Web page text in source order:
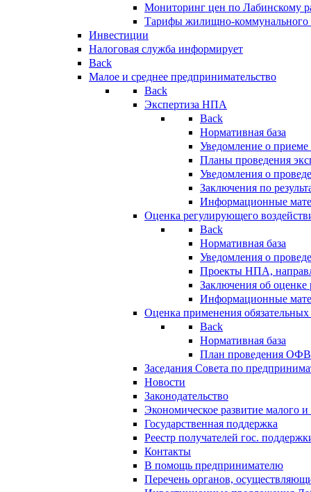
Мониторинг цен по Лабинскому
Тарифы жилищно-коммунального
Инвестиции
Налоговая служба информирует
Back
Малое и среднее предпринимательство
Back
Экспертиза НПА
Back
Нормативная база
Уведомление о
Планы проведения
Уведомления о
Заключения по
Информационные
Оценка регулирующего
Back
Нормативная база
Уведомления о
Проекты НПА,
Заключения об
Информационные
Оценка применения
Back
Нормативная база
План проведения
Заседания Совета по
Новости
Законодательство
Экономическое развитие малого и
Государственная поддержка
Реестр получателей гос.
Контакты
В помощь предпринимателю
Перечень органов,